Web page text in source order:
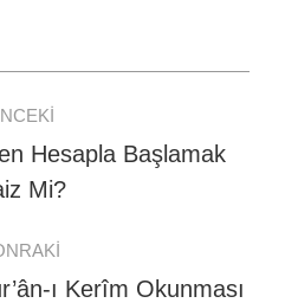
Previous
post:
Hesapla Başlamak
Mi?
Nextı Kerîm Okunması